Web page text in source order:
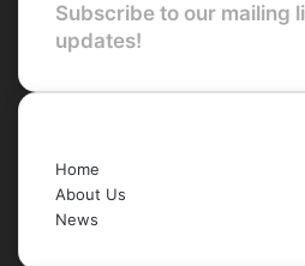
Subscribe to our mailing
updates!
Home
About Us
News